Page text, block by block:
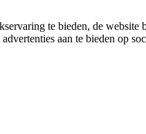
te bieden, de website
aan te bieden op